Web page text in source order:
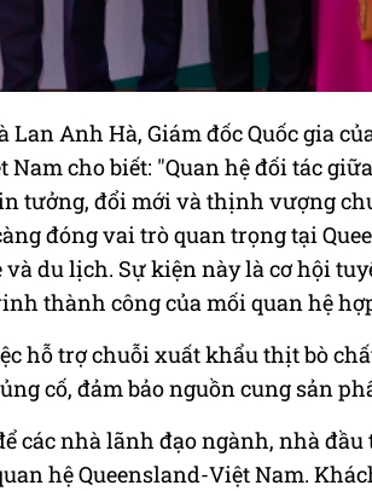
Lan Anh Hà, Giám đốc Quốc gia
Nam cho biết: "Quan hệ đối tác
tưởng, đổi mới và thịnh vượng
đóng vai trò quan trọng tại
và du lịch. Sự kiện này là cơ hội
thành công của mối quan hệ
hỗ trợ chuỗi xuất khẩu thịt bò
cố, đảm bảo nguồn cung sản
các nhà lãnh đạo ngành, nhà
hệ Queensland-Việt Nam.